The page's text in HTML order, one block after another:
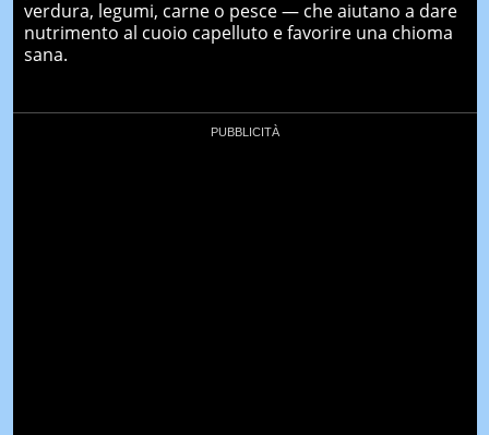
verdura, legumi, carne o pesce — che aiutano a dare
nutrimento al cuoio capelluto e favorire una chioma
sana.